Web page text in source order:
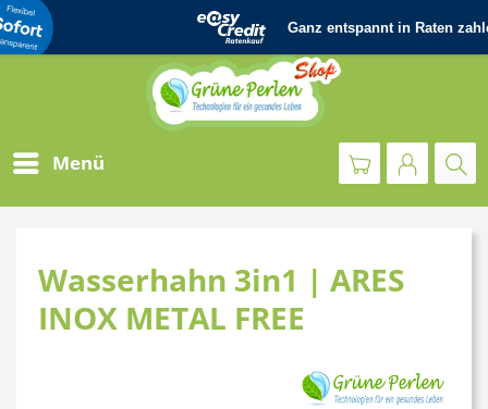
Menü
Wasserhahn 3in1 | ARES
INOX METAL FREE